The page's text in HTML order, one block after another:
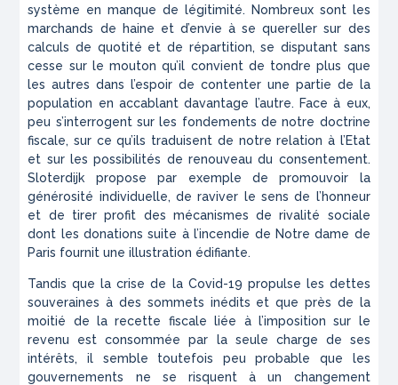
système en manque de légitimité. Nombreux sont les
marchands de haine et d’envie à se quereller sur des
calculs de quotité et de répartition, se disputant sans
cesse sur le mouton qu’il convient de tondre plus que
les autres dans l’espoir de contenter une partie de la
population en accablant davantage l’autre. Face à eux,
peu s’interrogent sur les fondements de notre doctrine
fiscale, sur ce qu’ils traduisent de notre relation à l’Etat
et sur les possibilités de renouveau du consentement.
Sloterdijk propose par exemple de promouvoir la
générosité individuelle, de raviver le sens de l’honneur
et de tirer profit des mécanismes de rivalité sociale
dont les donations suite à l’incendie de Notre dame de
Paris fournit une illustration édifiante.
Tandis que la crise de la Covid-19 propulse les dettes
souveraines à des sommets inédits et que près de la
moitié de la recette fiscale liée à l’imposition sur le
revenu est consommée par la seule charge de ses
intérêts, il semble toutefois peu probable que les
gouvernements ne se risquent à un changement